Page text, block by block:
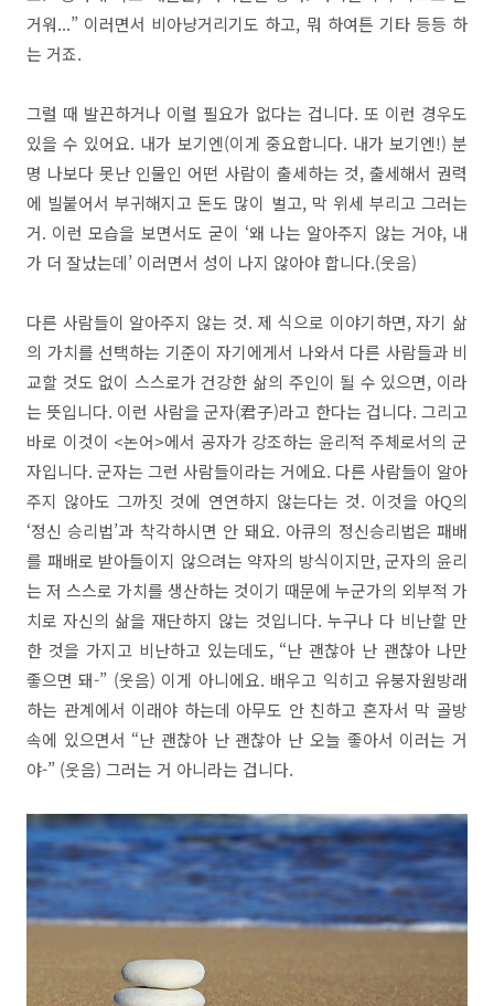
거워...” 이러면서 비아냥거리기도 하고, 뭐 하여튼 기타 등등 하
는 거죠.
그럴 때 발끈하거나 이럴 필요가 없다는 겁니다. 또 이런 경우도
있을 수 있어요. 내가 보기엔(이게 중요합니다. 내가 보기엔!) 분
명 나보다 못난 인물인 어떤 사람이 출세하는 것, 출세해서 권력
에 빌붙어서 부귀해지고 돈도 많이 벌고, 막 위세 부리고 그러는
거. 이런 모습을 보면서도 굳이 ‘왜 나는 알아주지 않는 거야, 내
가 더 잘났는데’ 이러면서 성이 나지 않아야 합니다.(웃음)
다른 사람들이 알아주지 않는 것. 제 식으로 이야기하면, 자기 삶
의 가치를 선택하는 기준이 자기에게서 나와서 다른 사람들과 비
교할 것도 없이 스스로가 건강한 삶의 주인이 될 수 있으면, 이라
는 뜻입니다. 이런 사람을 군자(君子)라고 한다는 겁니다. 그리고
바로 이것이 <논어>에서 공자가 강조하는 윤리적 주체로서의 군
자입니다. 군자는 그런 사람들이라는 거에요. 다른 사람들이 알아
주지 않아도 그까짓 것에 연연하지 않는다는 것. 이것을 아Q의
‘정신 승리법’과 착각하시면 안 돼요. 아큐의 정신승리법은 패배
를 패배로 받아들이지 않으려는 약자의 방식이지만, 군자의 윤리
는 저 스스로 가치를 생산하는 것이기 때문에 누군가의 외부적 가
치로 자신의 삶을 재단하지 않는 것입니다. 누구나 다 비난할 만
한 것을 가지고 비난하고 있는데도, “난 괜찮아 난 괜찮아 나만
좋으면 돼-” (웃음) 이게 아니에요. 배우고 익히고 유붕자원방래
하는 관계에서 이래야 하는데 아무도 안 친하고 혼자서 막 골방
속에 있으면서 “난 괜찮아 난 괜찮아 난 오늘 좋아서 이러는 거
야-” (웃음) 그러는 거 아니라는 겁니다.